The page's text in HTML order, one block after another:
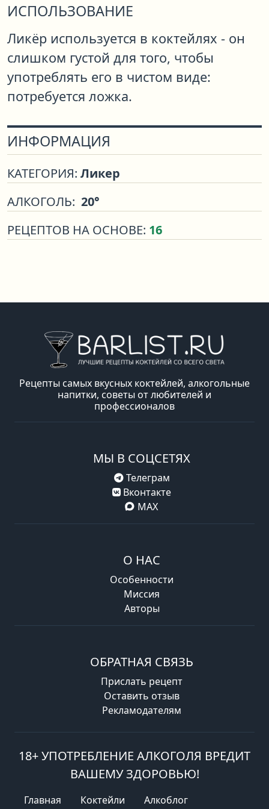
ИСПОЛЬЗОВАНИЕ
Ликёр используется в коктейлях - он
слишком густой для того, чтобы
употреблять его в чистом виде:
потребуется ложка.
ИНФОРМАЦИЯ
КАТЕГОРИЯ: Ликер
АЛКОГОЛЬ: 20°
РЕЦЕПТОВ НА ОСНОВЕ: 16
Рецепты самых вкусных коктейлей, алкогольные
напитки, советы от любителей и
профессионалов
МЫ В СОЦСЕТЯХ
Телеграм
Вконтакте
MAX
О НАС
Особенности
Миссия
Авторы
ОБРАТНАЯ СВЯЗЬ
Прислать рецепт
Оставить отзыв
Рекламодателям
18+ УПОТРЕБЛЕНИЕ АЛКОГОЛЯ ВРЕДИТ
ВАШЕМУ ЗДОРОВЬЮ!
Главная Коктейли Алкоблог